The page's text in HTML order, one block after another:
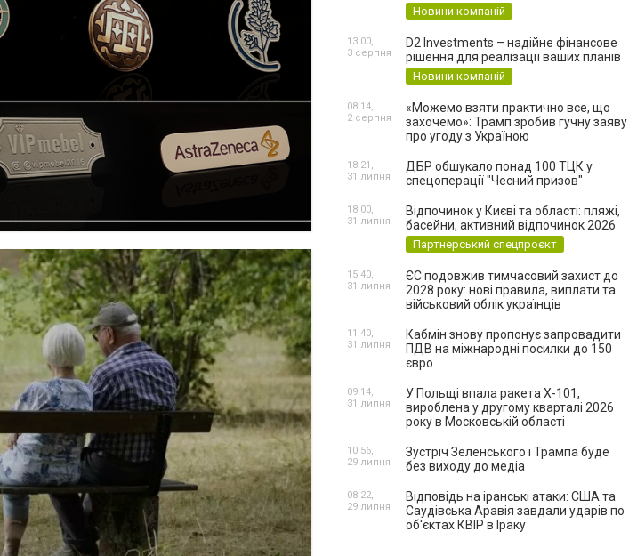
Новини компаній
D2 Investments – надійне фінансове
рішення для реалізації ваших планів
Новини компаній
13:00,
3 серпня
«Можемо взяти практично все, що
захочемо»: Трамп зробив гучну заяву
про угоду з Україною
08:14,
2 серпня
ДБР обшукало понад 100 ТЦК у
спецоперації "Чесний призов"
18:21,
31 липня
Відпочинок у Києві та області: пляжі,
басейни, активний відпочинок 2026
Партнерський спецпроєкт
18:00,
31 липня
ЄС подовжив тимчасовий захист до
2028 року: нові правила, виплати та
військовий облік українців
15:40,
31 липня
Кабмін знову пропонує запровадити
ПДВ на міжнародні посилки до 150
євро
11:40,
31 липня
У Польщі впала ракета Х-101,
вироблена у другому кварталі 2026
року в Московській області
09:14,
31 липня
Зустріч Зеленського і Трампа буде
без виходу до медіа
10:56,
29 липня
Відповідь на іранські атаки: США та
Саудівська Аравія завдали ударів по
об'єктах КВІР в Іраку
08:22,
29 липня